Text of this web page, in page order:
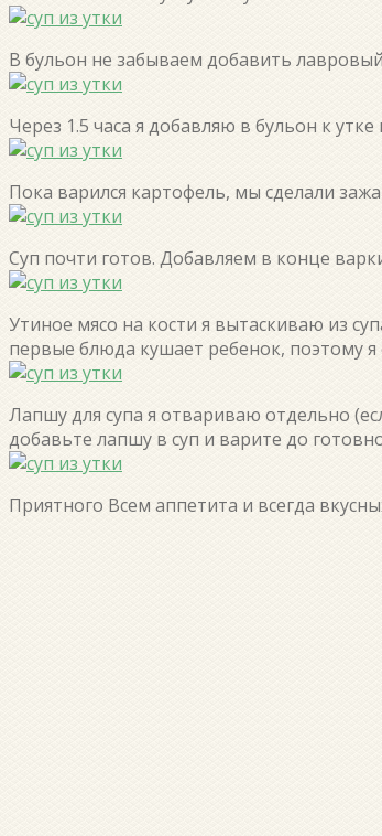
В бульон не забываем добавить
Через 1.5 часа я добавляю в бульон к
Пока варился картофель, мы сделали
Суп почти готов. Добавляем в конце
Утиное мясо на кости я вытаскиваю из
первые блюда кушает ребенок, поэтому я
Лапшу для супа я отвариваю отдельно
добавьте лапшу в суп и варите до
Приятного Всем аппетита и всегда